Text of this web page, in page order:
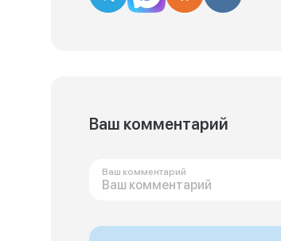
Ваш комментарий
Ваш комментарий